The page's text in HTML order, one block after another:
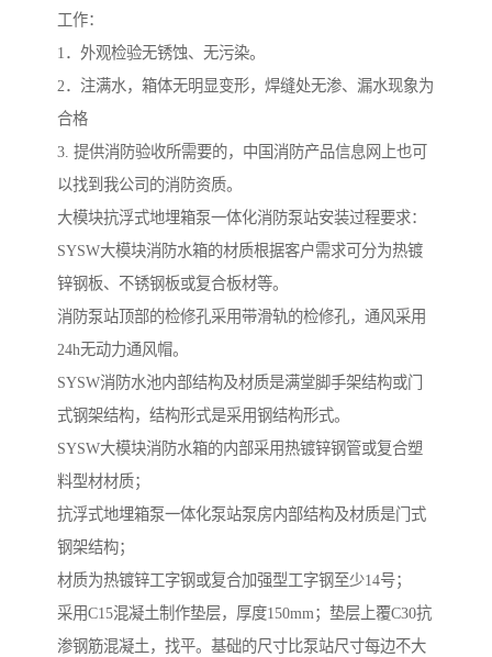
工作：
1．外观检验无锈蚀、无污染。
2．注满水，箱体无明显变形，焊缝处无渗、漏水现象为
合格
3. 提供消防验收所需要的，中国消防产品信息网上也可
以找到我公司的消防资质。
大模块抗浮式地埋箱泵一体化消防泵站安装过程要求：
SYSW大模块消防水箱的材质根据客户需求可分为热镀
锌钢板、不锈钢板或复合板材等。
消防泵站顶部的检修孔采用带滑轨的检修孔，通风采用
24h无动力通风帽。
SYSW消防水池内部结构及材质是满堂脚手架结构或门
式钢架结构，结构形式是采用钢结构形式。
SYSW大模块消防水箱的内部采用热镀锌钢管或复合塑
料型材材质；
抗浮式地埋箱泵一体化泵站泵房内部结构及材质是门式
钢架结构；
材质为热镀锌工字钢或复合加强型工字钢至少14号；
采用C15混凝土制作垫层，厚度150mm；垫层上覆C30抗
渗钢筋混凝土，找平。基础的尺寸比泵站尺寸每边不大